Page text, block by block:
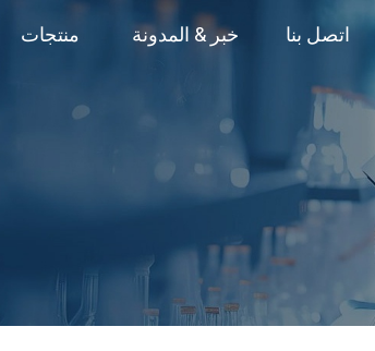
منتجات خبر & المدونة اتصل بنا